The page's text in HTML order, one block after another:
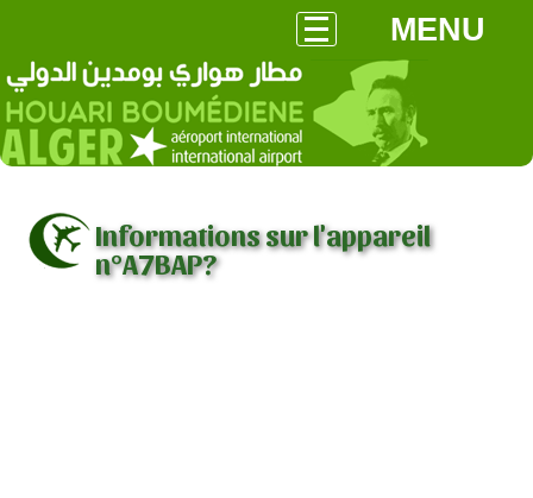
MENU
Informations sur l'appareil
n°A7BAP?